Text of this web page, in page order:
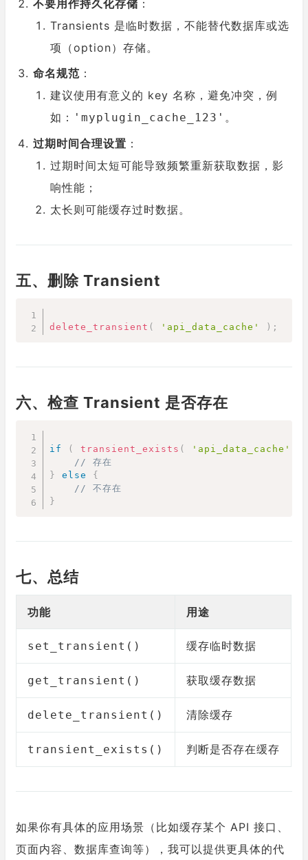
不要用作持久化存储 ：
Transients 是临时数据，不能替代数据库或选
项（option）存储。
命名规范 ：
建议使用有意义的 key 名称，避免冲突，例
如：
'myplugin_cache_123' 。
过期时间合理设置 ：
过期时间太短可能导致频繁重新获取数据，影
响性能；
太长则可能缓存过时数据。
五、删除 Transient
delete_transient ( 'api_data_cache' ) ;
六、检查 Transient 是否存在
if ( transient_exists ( 'api_data_cache'
// 存在
}
else
{
// 不存在
}
七、总结
功能 用途
set_transient() 缓存临时数据
get_transient() 获取缓存数据
delete_transient() 清除缓存
transient_exists() 判断是否存在缓存
如果你有具体的应用场景（比如缓存某个 API 接口、
页面内容、数据库查询等），我可以提供更具体的代